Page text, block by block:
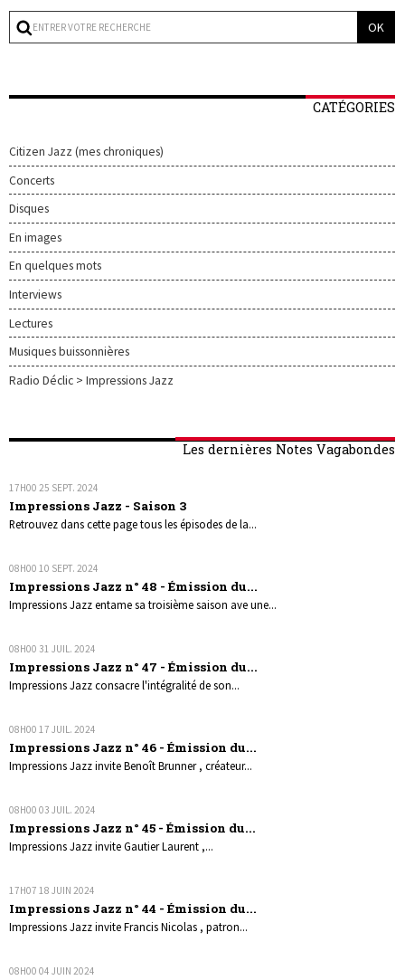
CATÉGORIES
Citizen Jazz (mes chroniques)
Concerts
Disques
En images
En quelques mots
Interviews
Lectures
Musiques buissonnières
Radio Déclic > Impressions Jazz
Les dernières Notes Vagabondes
17H00 25 SEPT. 2024
Impressions Jazz - Saison 3
Retrouvez dans cette page tous les épisodes de la...
08H00 10 SEPT. 2024
Impressions Jazz n° 48 - Émission du...
Impressions Jazz entame sa troisième saison ave une...
08H00 31 JUIL. 2024
Impressions Jazz n° 47 - Émission du...
Impressions Jazz consacre l'intégralité de son...
08H00 17 JUIL. 2024
Impressions Jazz n° 46 - Émission du...
Impressions Jazz invite Benoît Brunner , créateur...
08H00 03 JUIL. 2024
Impressions Jazz n° 45 - Émission du...
Impressions Jazz invite Gautier Laurent ,...
17H07 18 JUIN 2024
Impressions Jazz n° 44 - Émission du...
Impressions Jazz invite Francis Nicolas , patron...
08H00 04 JUIN 2024